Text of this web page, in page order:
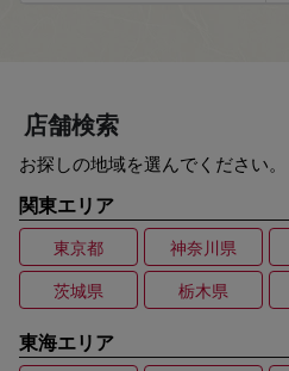
店舗検索
お探しの地域を選んでください。
関東エリア
東京都 神奈川県
茨城県
栃木県
東海エリア